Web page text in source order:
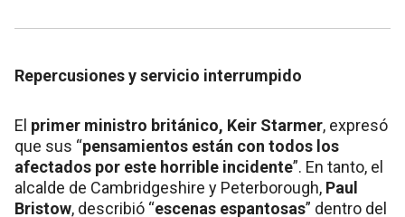
Repercusiones y servicio interrumpido
El primer ministro británico, Keir Starmer, expresó
que sus “pensamientos están con todos los
afectados por este horrible incidente”. En tanto, el
alcalde de Cambridgeshire y Peterborough, Paul
Bristow, describió “escenas espantosas” dentro del